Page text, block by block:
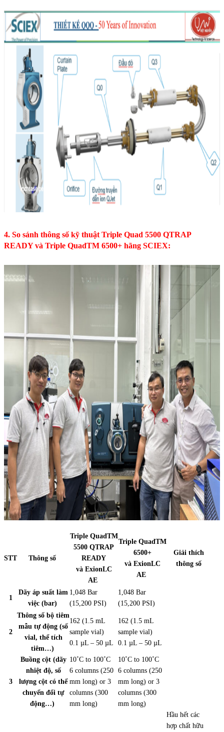
4. So sánh thông số kỹ thuật Triple Quad 5500 QTRAP
READY và Triple QuadTM 6500+ hãng SCIEX:
STT Thông số
Triple QuadTM
5500 QTRAP
READY
và ExionLC
AE
Triple QuadTM
6500+
và ExionLC
AE
Giải thích
thông số
1
Dãy áp suất làm
việc (bar)
1,048 Bar
(15,200 PSI)
1,048 Bar
(15,200 PSI)
2
Thông số bộ tiêm
mẫu tự động (số
vial, thể tích
tiêm…)
162 (1.5 mL
sample vial)
0.1 µL – 50 µL
162 (1.5 mL
sample vial)
0.1 µL – 50 µL
3
Buồng cột (dãy
nhiệt độ, số
lượng cột có thể
chuyển đổi tự
động…)
10˚C to 100˚C
6 columns (250
mm long) or 3
columns (300
mm long)
10˚C to 100˚C
6 columns (250
mm long) or 3
columns (300
mm long)
Hầu hết các
hợp chất hữu